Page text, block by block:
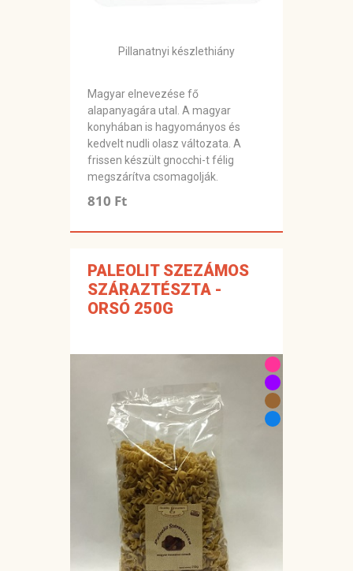
Pillanatnyi készlethiány
Magyar elnevezése fő
alapanyagára utal. A magyar
konyhában is hagyományos és
kedvelt nudli olasz változata. A
frissen készült gnocchi-t félig
megszárítva csomagolják.
810 Ft
PALEOLIT SZEZÁMOS
SZÁRAZTÉSZTA -
ORSÓ 250G